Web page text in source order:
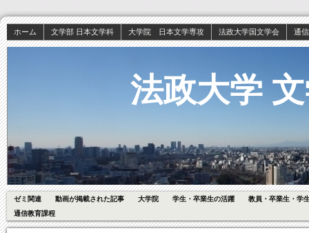
ホーム 文学部 日本文学科 大学院 日本文学専攻 法政大学国文学会 通
法政大学
ゼミ関連 動画が掲載された記事 大学院 学生・卒業生の活躍
教員・卒業生・学
通信教育課程